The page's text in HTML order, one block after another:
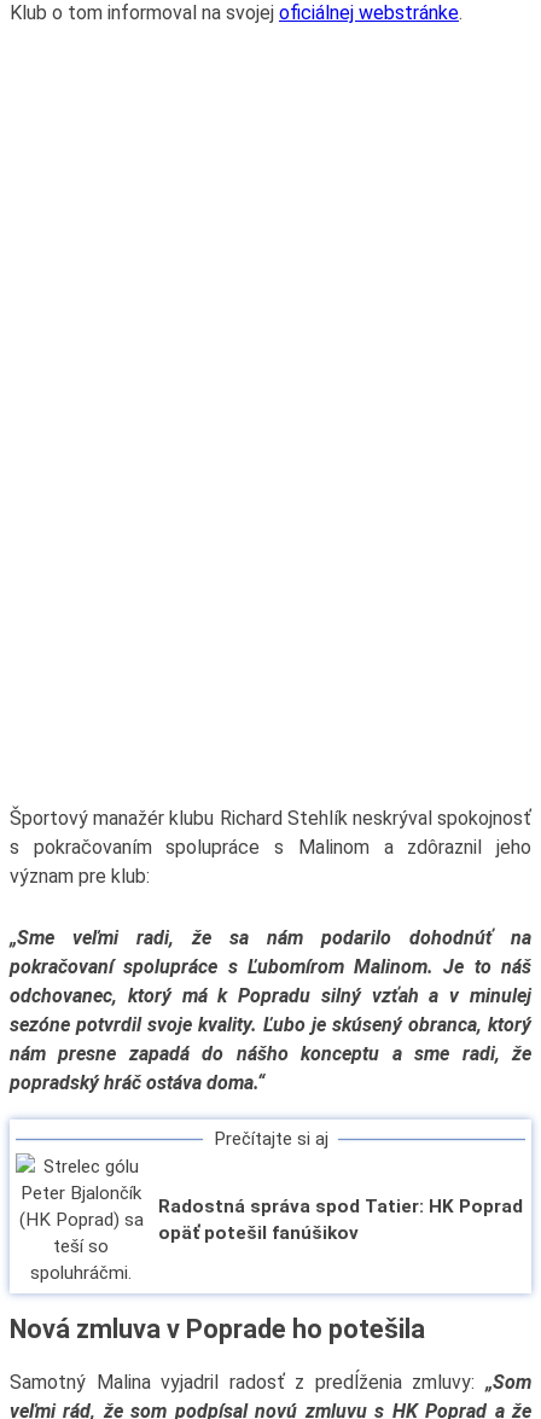
Klub o tom informoval na svojej oficiálnej webstránke.
Športový manažér klubu Richard Stehlík neskrýval spokojnosť
s pokračovaním spolupráce s Malinom a zdôraznil jeho
význam pre klub:
„Sme veľmi radi, že sa nám podarilo dohodnúť na
pokračovaní spolupráce s Ľubomírom Malinom. Je to náš
odchovanec, ktorý má k Popradu silný vzťah a v minulej
sezóne potvrdil svoje kvality. Ľubo je skúsený obranca, ktorý
nám presne zapadá do nášho konceptu a sme radi, že
popradský hráč ostáva doma.“
Prečítajte si aj
Radostná správa spod Tatier: HK Poprad
opäť potešil fanúšikov
Nová zmluva v Poprade ho potešila
Samotný Malina vyjadril radosť z predĺženia zmluvy:„Som
veľmi rád, že som podpísal novú zmluvu s HK Poprad a že